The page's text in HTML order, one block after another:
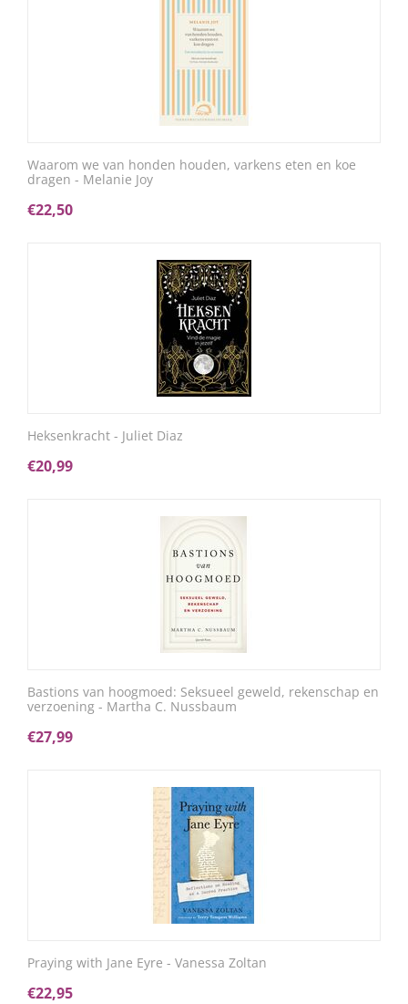
Waarom we van honden houden, varkens eten en koe
dragen - Melanie Joy
€22,50
Heksenkracht - Juliet Diaz
€20,99
Bastions van hoogmoed: Seksueel geweld, rekenschap en
verzoening - Martha C. Nussbaum
€27,99
Praying with Jane Eyre - Vanessa Zoltan
€22,95